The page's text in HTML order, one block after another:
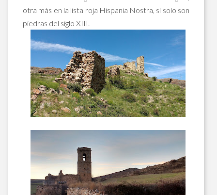
otra más en la lista roja Hispania Nostra, si solo son
piedras del siglo XIII.